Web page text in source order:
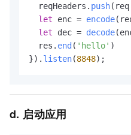
  reqHeaders.
push
let enc = encode
let dec = decode
  res.
end ( 'hello' )
}). listen(8848);
d. 启动应用